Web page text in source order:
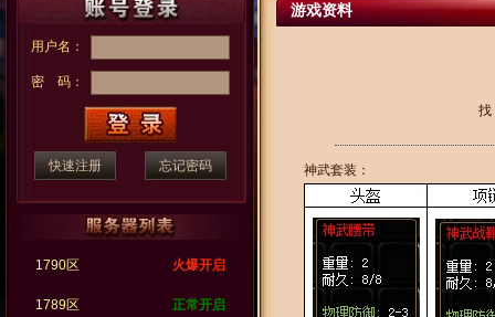
游戏资料
找
神武套装：
用户名：
密 码：
快速注册 忘记密码
火爆开启
1790区
正常开启
1789区